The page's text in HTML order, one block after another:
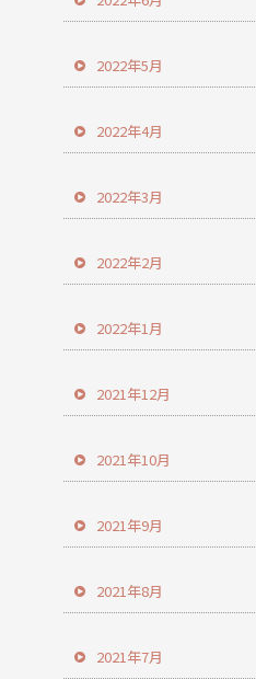
2022年5月
2022年4月
2022年3月
2022年2月
2022年1月
2021年12月
2021年10月
2021年9月
2021年8月
2021年7月